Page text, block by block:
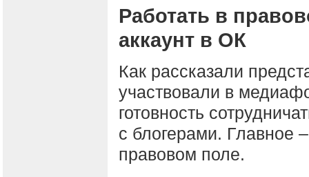
Работать в
аккаунт в ОК
Как рассказали
участвовали в
готовность
с блогерами. Главное
правовом поле.